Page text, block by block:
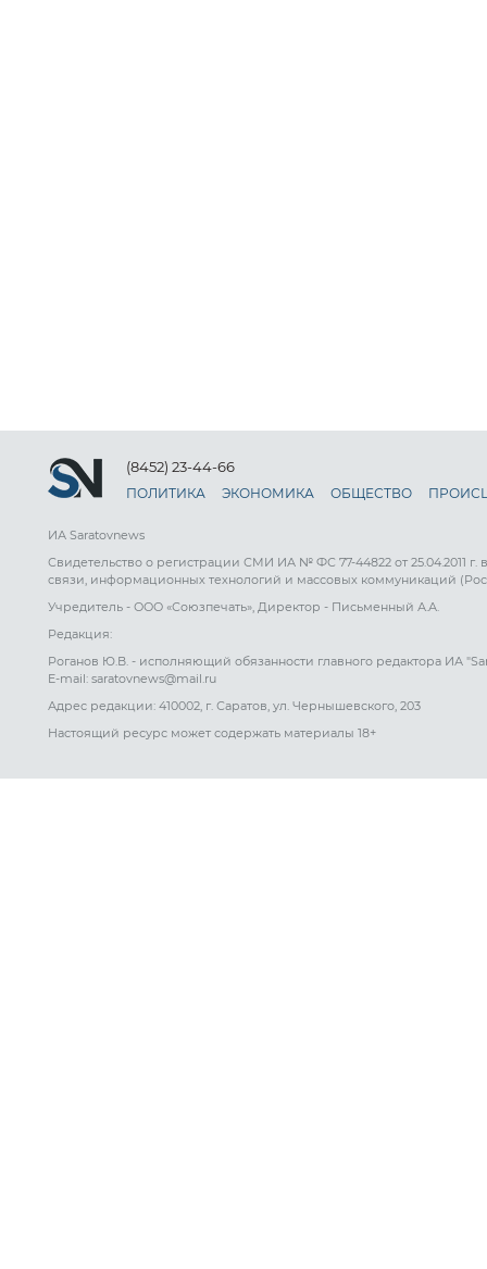
(8452) 23-44-66
ПОЛИТИКА ЭКОНОМИКА ОБЩЕСТВО
ИА Saratovnews
Свидетельство о регистрации СМИ ИА № ФС 77-44822 от 25.04.2011
связи, информационных технологий и массовых коммуникаций
Учредитель - ООО «Союзпечать», Директор - Письменный А.А.
Редакция:
Роганов Ю.В. - исполняющий обязанности главного редактора ИА
E-mail: saratovnews@mail.ru
Адрес редакции: 410002, г. Саратов, ул. Чернышевского, 203
Настоящий ресурс может содержать материалы 18+